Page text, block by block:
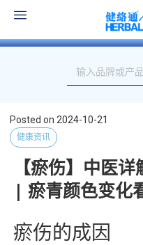
Posted on 2024-10-21
健康资讯
【瘀伤】中医
| 瘀青颜色变化
瘀伤的成因